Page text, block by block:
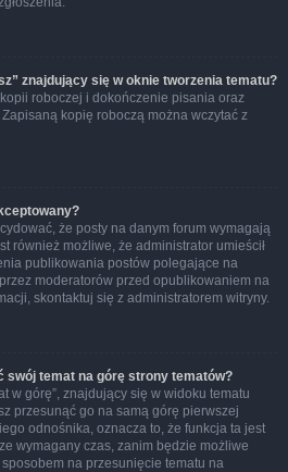
znajdujący się w oknie tworzenia tematu?
roboczej i dokończenie pisania oraz
kopię roboczą można wczytać z
że posty na danym forum wymagają
również możliwe, że administrator umieścił
publikowania postów polegające na
moderatorów przed opublikowaniem na
skontaktuj się z administratorem witryny.
swój temat na górę strony tematów?
w górę”, znajdujący się w widoku tematu
przesunąć go na samą górę pierwszej
odnośnika, oznacza to, że funkcja ta jest
wymagany czas, zanim będzie możliwe
sposobem na przesunięcie tematu na